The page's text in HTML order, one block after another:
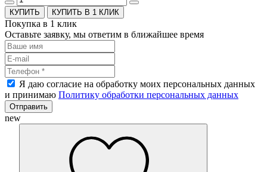
КУПИТЬ В 1 КЛИК
Покупка в 1 клик
Оставьте заявку, мы ответим в ближайшее время
Я даю согласие на обработку моих персональных данных
и принимаю Политику обработки персональных данных
Отправить
new